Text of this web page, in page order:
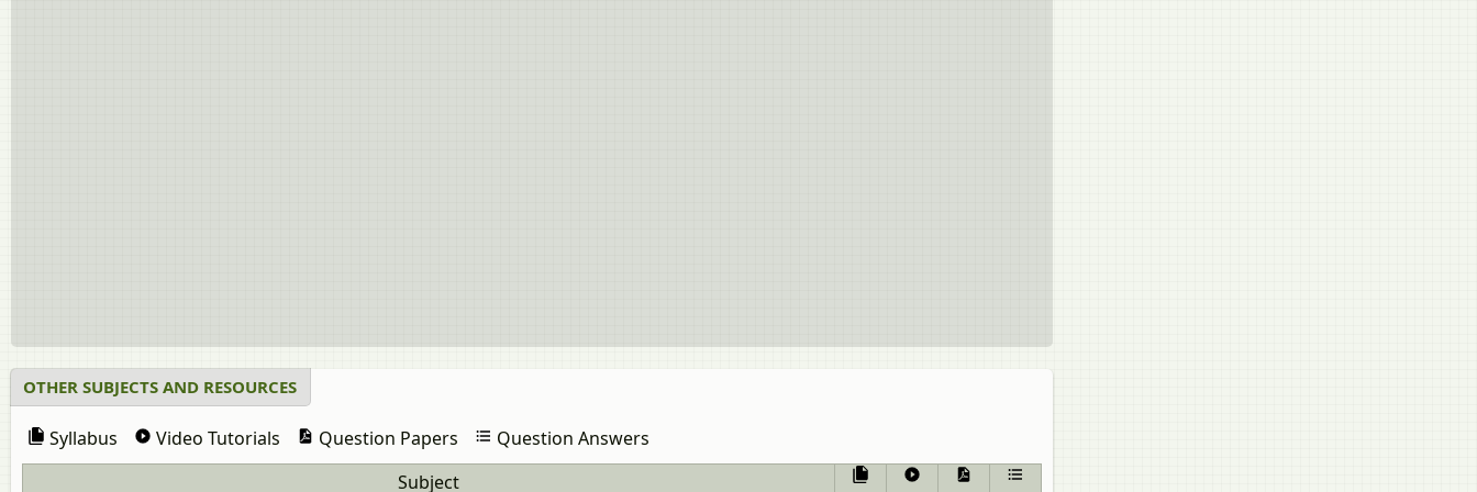
OTHER SUBJECTS AND RESOURCES
Syllabus Video Tutorials Question Papers
Question Answers
Subject